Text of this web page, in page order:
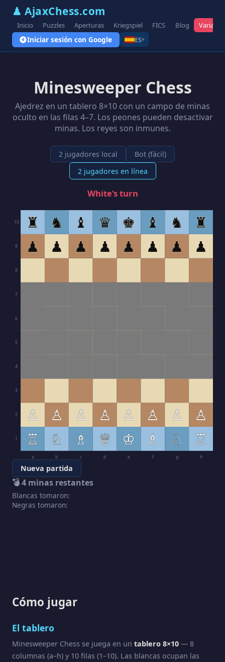
♟ AjaxChess.com
Inicio Puzzles Aperturas Kriegspiel FICS Blog
Iniciar sesión con Google ES▾
Minesweeper Chess
Ajedrez en un tablero 8×10 con un campo de minas
oculto en las filas 4–7. Los peones pueden desactivar
minas. Los reyes son inmunes.
2 jugadores local
Bot (fácil)
2 jugadores en línea
White's turn
♖ ♘ ♗ ♕ ♔ ♗ ♘ ♖
♙ ♙ ♙ ♙ ♙ ♙ ♙ ♙
♟ ♟ ♟ ♟ ♟ ♟ ♟ ♟
♜ ♞ ♝ ♛ ♚ ♝ ♞ ♜
a b c d e f g h
1
2
3
4
5
6
7
8
9
10
Nueva partida
💣4 minas restantes
Blancas tomaron:
Negras tomaron:
Cómo jugar
El tablero
Minesweeper Chess se juega en un tablero 8×10 — 8
columnas (a–h) y 10 filas (1–10). Las blancas ocupan las